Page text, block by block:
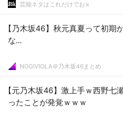
芸能ネタはこれだけでおｋ
【乃木坂46】秋元真夏って初期
な...
NOGIVIOLA＠乃木坂46まとめ
【元乃木坂46】激上手ｗ西野七
ったことが発覚ｗｗｗ